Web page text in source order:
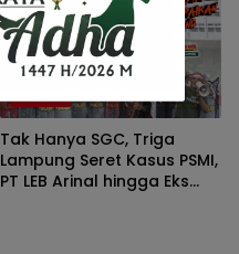
Tak Hanya SGC, Triga
Lampung Seret Kasus PSMI,
PT LEB Arinal hingga Eks